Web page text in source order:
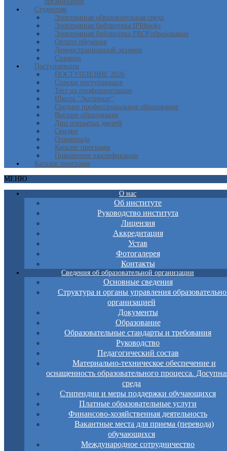
Студентам
Электронная образовательная среда
Электронная библиотека IPRbooks
Электронная библиотека PROFобразование
Оплата обучения
Демонстрационный экзамен
Справки
Поступающим
ПОСТУПЛЕНИЕ 2026
Списки поступающих
Тест на профориентацию
Школа "Экстернат"
Среднее профессиональное образование
Высшее образование
Дни открытых дверей
Скидки
Олимпиада
Каталог программ
Повышение квалификации
Каталог программ
МЕНЮ
О нас
Об институте
Руководство института
Лицензия
Аккредитация
Устав
Фотогалерея
Контакты
Сведения об образовательной организации
Основные сведения
Структура и органы управления
организацией
Документы
Образование
Образовательные стандарты и требования
Руководство
Педагогический состав
Материально-техническое обеспечение и
оснащенность образовательного процесса.
среда
Стипендии и меры поддержки обучающихся
Платные образовательные услуги
Финансово-хозяйственная деятельность
Вакантные места для приема (перевода)
обучающихся
Международное сотрудничество